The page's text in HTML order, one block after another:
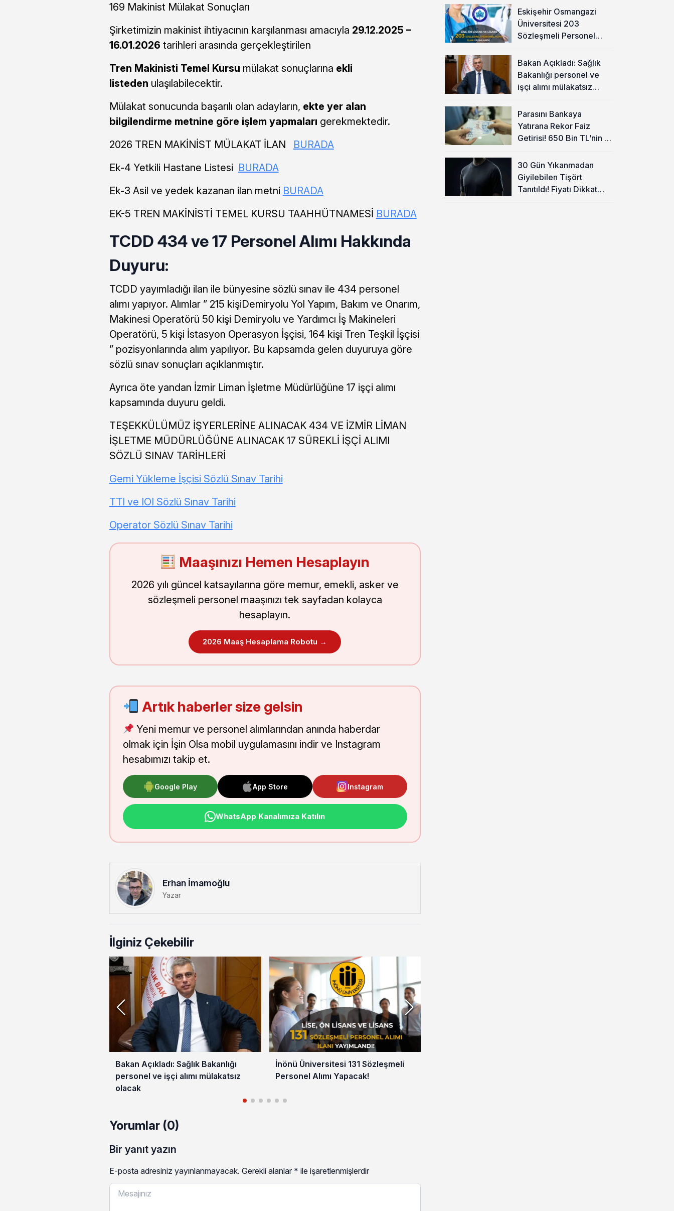
169 Makinist Mülakat Sonuçları
Şirketimizin makinist ihtiyacının karşılanması amacıyla 29.12.2025 –
16.01.2026 tarihleri arasında gerçekleştirilen
Tren Makinisti Temel Kursu mülakat sonuçlarına ekli
listeden ulaşılabilecektir.
Mülakat sonucunda başarılı olan adayların, ekte yer alan
bilgilendirme metnine göre işlem yapmaları gerekmektedir.
2026 TREN MAKİNİST MÜLAKAT İLAN BURADA
Ek-4 Yetkili Hastane Listesi BURADA
Ek-3 Asil ve yedek kazanan ilan metni BURADA
EK-5 TREN MAKİNİSTİ TEMEL KURSU TAAHHÜTNAMESİ BURADA
TCDD 434 ve 17 Personel Alımı Hakkında
Duyuru:
TCDD yayımladığı ilan ile bünyesine sözlü sınav ile 434 personel
alımı yapıyor. Alımlar ” 215 kişiDemiryolu Yol Yapım, Bakım ve Onarım,
Makinesi Operatörü 50 kişi Demiryolu ve Yardımcı İş Makineleri
Operatörü, 5 kişi İstasyon Operasyon İşçisi, 164 kişi Tren Teşkil İşçisi
” pozisyonlarında alım yapılıyor. Bu kapsamda gelen duyuruya göre
sözlü sınav sonuçları açıklanmıştır.
Ayrıca öte yandan İzmir Liman İşletme Müdürlüğüne 17 işçi alımı
kapsamında duyuru geldi.
TEŞEKKÜLÜMÜZ İŞYERLERİNE ALINACAK 434 VE İZMİR LİMAN
İŞLETME MÜDÜRLÜĞÜNE ALINACAK 17 SÜREKLİ İŞÇİ ALIMI
SÖZLÜ SINAV TARİHLERİ
Gemi Yükleme İşçisi Sözlü Sınav Tarihi
TTI ve IOI Sözlü Sınav Tarihi
Operator Sözlü Sınav Tarihi
Maaşınızı Hemen Hesaplayın
2026 yılı güncel katsayılarına göre memur, emekli, asker ve
sözleşmeli personel maaşınızı tek sayfadan kolayca
hesaplayın.
2026 Maaş Hesaplama Robotu →
Artık haberler size gelsin
Yeni memur ve personel alımlarından anında haberdar
olmak için İşin Olsa mobil uygulamasını indir ve Instagram
hesabımızı takip et.
Google Play App Store Instagram
WhatsApp Kanalımıza Katılın
Erhan İmamoğlu
Yazar
İlginiz Çekebilir
Bakan Açıkladı: Sağlık Bakanlığı
personel ve işçi alımı mülakatsız
olacak
İnönü Üniversitesi 131 Sözleşmeli
Personel Alımı Yapacak!
Yorumlar (0)
Bir yanıt yazın
E-posta adresiniz yayınlanmayacak. Gerekli alanlar * ile işaretlenmişlerdir
Eskişehir Osmangazi
Üniversitesi 203
Sözleşmeli Personel
Bakan Açıkladı: Sağlık
Bakanlığı personel ve
işçi alımı mülakatsız
Parasını Bankaya
Yatırana Rekor Faiz
Getirisi! 650 Bin TL’nin 1
30 Gün Yıkanmadan
Giyilebilen Tişört
Tanıtıldı! Fiyatı Dikkat